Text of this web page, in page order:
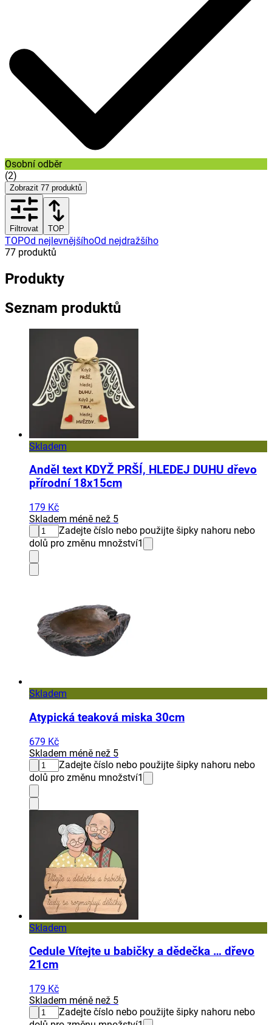
Osobní odběr
(2)
Zobrazit 77 produktů
Filtrovat TOP
TOPOd nejlevnějšíhoOd nejdražšího
77 produktů
Produkty
Seznam produktů
Skladem
Anděl text KDYŽ PRŠÍ, HLEDEJ DUHU dřevo
přírodní 18x15cm
179 Kč
Skladem méně než 5
Zadejte číslo nebo použijte šipky nahoru nebo
dolů pro změnu množství1
Skladem
Atypická teaková miska 30cm
679 Kč
Skladem méně než 5
Zadejte číslo nebo použijte šipky nahoru nebo
dolů pro změnu množství1
Skladem
Cedule Vítejte u babičky a dědečka … dřevo
21cm
179 Kč
Skladem méně než 5
Zadejte číslo nebo použijte šipky nahoru nebo